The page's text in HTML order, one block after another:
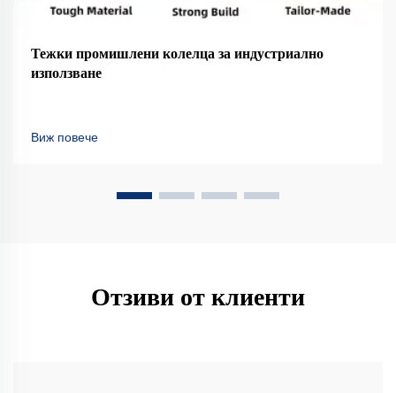
Тежки промишлени колелца за индустриално
използване
Виж повече
Отзиви от клиенти